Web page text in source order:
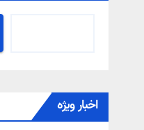
اخبار ویژه